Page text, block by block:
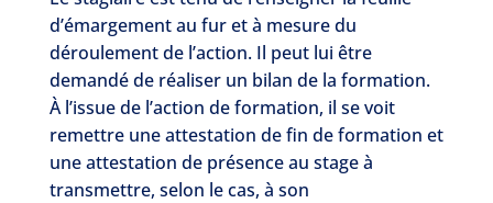
d’émargement au fur et à mesure du
déroulement de l’action. Il peut lui être
demandé de réaliser un bilan de la formation.
À l’issue de l’action de formation, il se voit
remettre une attestation de fin de formation et
une attestation de présence au stage à
transmettre, selon le cas, à son